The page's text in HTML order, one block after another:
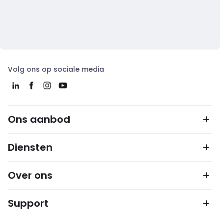
Volg ons op sociale media
Ons aanbod
Diensten
Over ons
Support